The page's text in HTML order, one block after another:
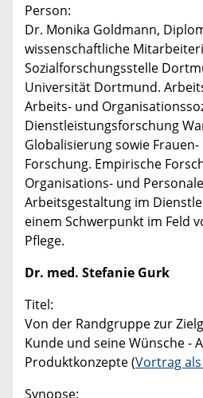
Person:
Dr. Monika Goldmann,
wissenschaftliche
Sozialforschungsstelle
Universität Dortmund.
Arbeits- und
Dienstleistungsforschung
Globalisierung sowie
Forschung. Empirische
Organisations- und
Arbeitsgestaltung im
einem Schwerpunkt im Feld
Pflege.
Dr. med. Stefanie Gurk
Titel:
Von der Randgruppe zur
Kunde und seine Wünsche -
Produktkonzepte (Vortrag als
Synopse: